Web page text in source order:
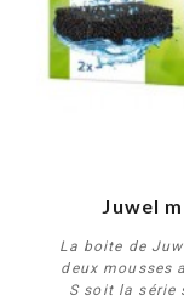
Juwel
La boite de
deux mousses
S soit la série